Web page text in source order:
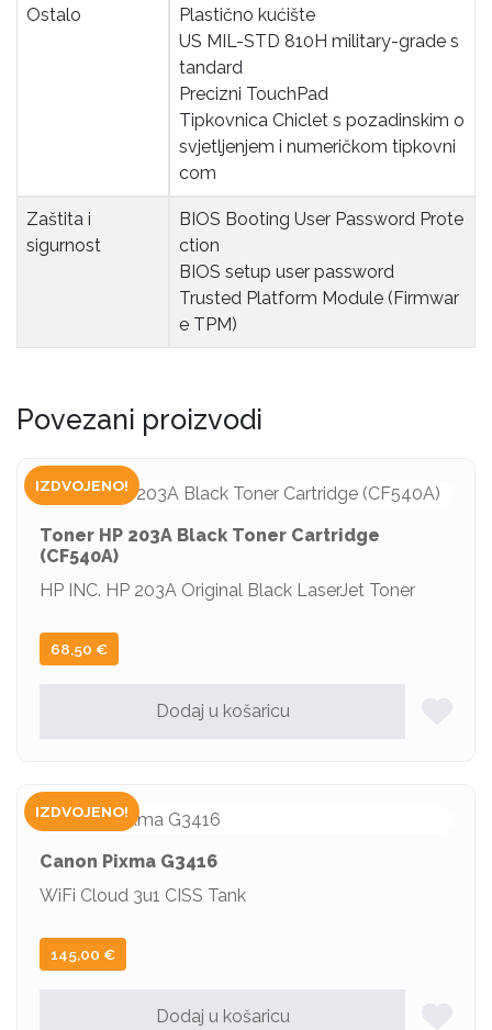
Ostalo
Plastično kućište
US MIL-STD 810H military-grade s
tandard
Precizni TouchPad
Tipkovnica Chiclet s pozadinskim o
svjetljenjem i numeričkom tipkovni
com
Zaštita i
sigurnost
BIOS Booting User Password Prote
ction
BIOS setup user password
Trusted Platform Module (Firmwar
e TPM)
Povezani proizvodi
IZDVOJENO!
Toner HP 203A Black Toner Cartridge
(CF540A)
HP INC. HP 203A Original Black LaserJet Toner
68,50 €
Dodaj u košaricu
IZDVOJENO!
Canon Pixma G3416
WiFi Cloud 3u1 CISS Tank
145,00 €
Dodaj u košaricu